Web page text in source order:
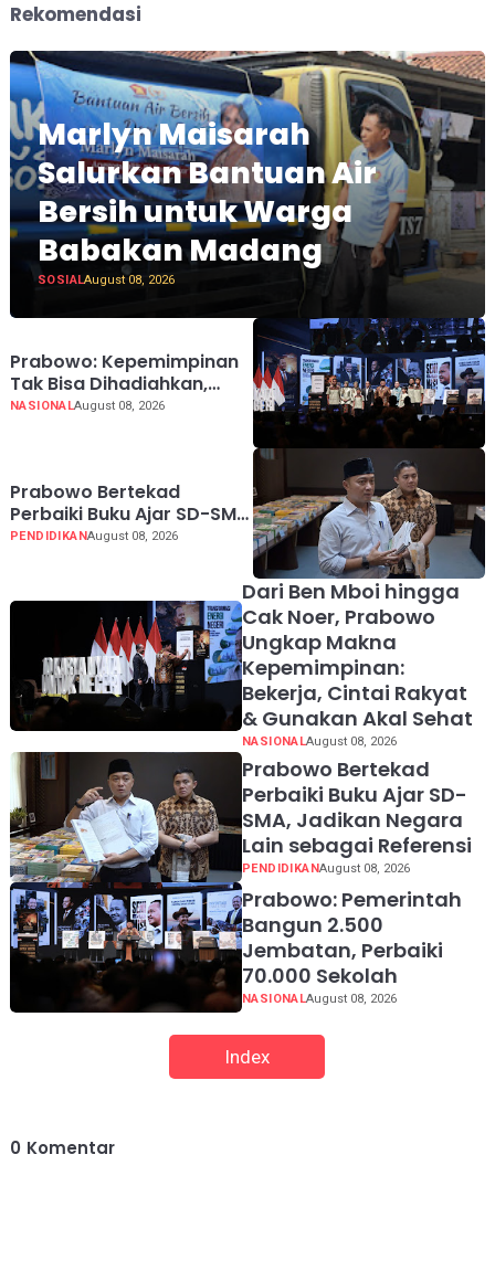
Rekomendasi
Marlyn Maisarah
Salurkan Bantuan Air
Bersih untuk Warga
Babakan Madang
SOSIALAugust 08, 2026
Prabowo: Kepemimpinan
Tak Bisa Dihadiahkan,
Lahir Lewat Kesulitan dan
NASIONALAugust 08, 2026
Prabowo Bertekad
Perbaiki Buku Ajar SD-SMA,
Jadikan Negara Lain
PENDIDIKANAugust 08, 2026
Dari Ben Mboi hingga
Cak Noer, Prabowo
Ungkap Makna
Kepemimpinan:
Bekerja, Cintai Rakyat
& Gunakan Akal Sehat
NASIONALAugust 08, 2026
Prabowo Bertekad
Perbaiki Buku Ajar SD-
SMA, Jadikan Negara
Lain sebagai Referensi
PENDIDIKANAugust 08, 2026
Prabowo: Pemerintah
Bangun 2.500
Jembatan, Perbaiki
70.000 Sekolah
NASIONALAugust 08, 2026
Index
0 Komentar